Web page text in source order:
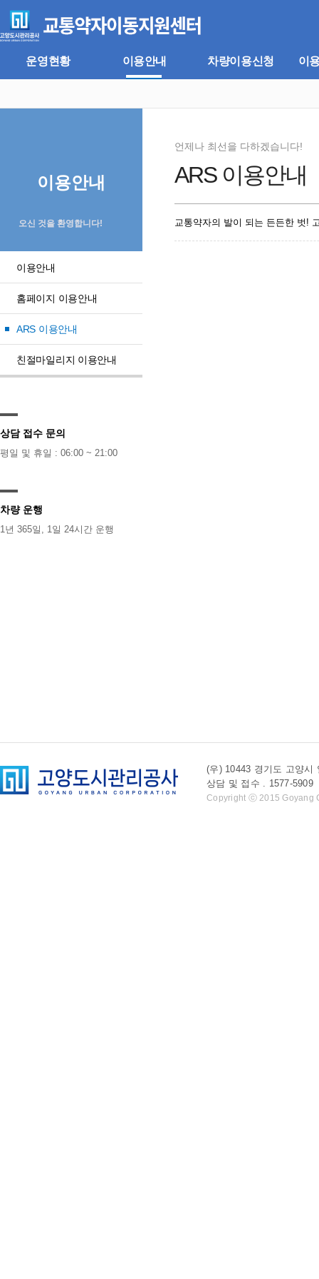
뉴
바
기
바
로
운영현황 이용안내 차량이용신청 이
이용안내
오신 것을 환영합니다!
이용안내
홈페이지 이용안내
ARS 이용안내
친절마일리지 이용안내
상담 접수 문의
평일 및 휴일 : 06:00 ~ 21:00
차량 운행
1년 365일, 1일 24시간 운행
ARS 이용안내
언제나 최선을 다하겠습니다!
교통약자의 발이 되는 든든한 벗!
(우) 10443 경기도 고양시
상담 및 접수 . 1577-
Copyright ⓒ 2015 Goyang